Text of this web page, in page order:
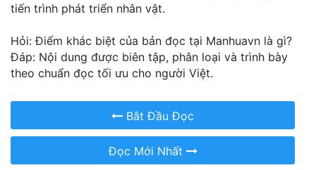
tiến trình phát triển nhân vật.
Hỏi: Điểm khác biệt của bản đọc tại Manhuavn là gì?
Đáp: Nội dung được biên tập, phân loại và trình bày
theo chuẩn đọc tối ưu cho người Việt.
Bắt Đầu Đọc
Đọc Mới Nhất